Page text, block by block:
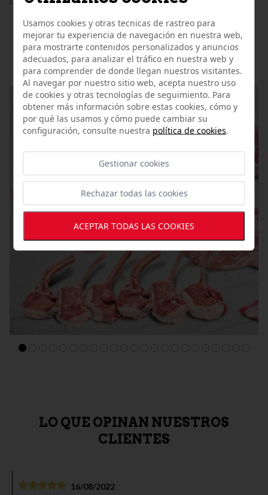
OTROS ARTÍCULOS
RELACIONADOS
CARNES D.O. EXTREMADURA
LO QUE OPINAN NUESTROS
CLIENTES
16/08/2022
Usamos cookies y otras tecnicas de rastreo para
mejorar tu experiencia de navegación en nuestra web,
para mostrarte contenidos personalizados y anuncios
adecuados, para analizar el tráfico en nuestra web y
para comprender de donde llegan nuestros visitantes.
Al navegar por nuestro sitio web, acepta nuestro uso
de cookies y otras tecnologías de seguimiento. Para
obtener más información sobre estas cookies, cómo y
por qué las usamos y cómo puede cambiar su
configuración, consulte nuestra política de cookies.
Gestionar cookies
Rechazar todas las cookies
ACEPTAR TODAS LAS COOKIES